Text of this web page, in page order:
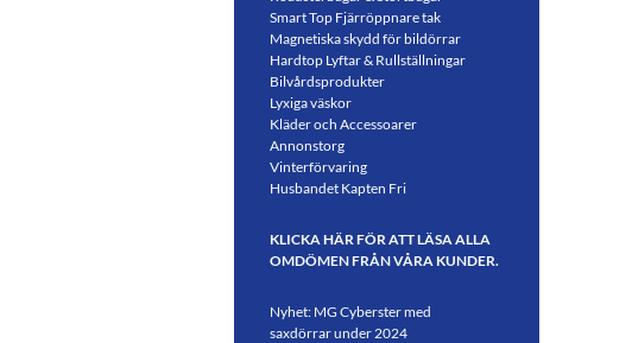
Smart Top Fjärröppnare tak
Magnetiska skydd för bildörrar
Hardtop Lyftar & Rullställningar
Bilvårdsprodukter
Lyxiga väskor
Kläder och Accessoarer
Annonstorg
Vinterförvaring
Husbandet Kapten Fri
KLICKA HÄR FÖR ATT LÄSA ALLA
OMDÖMEN FRÅN VÅRA KUNDER.
Nyhet: MG Cyberster med
saxdörrar under 2024